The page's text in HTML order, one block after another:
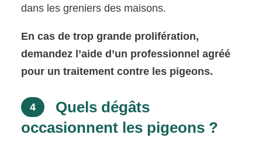
dans les greniers des maisons.
En cas de trop grande prolifération,
demandez l’aide d’un professionnel agréé
pour un traitement contre les pigeons.
4
Quels dégâts
occasionnent les pigeons ?